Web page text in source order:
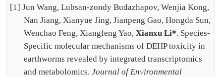
[1] Jun Wang, Lubsan-zondy Budazhapov, Wenjia Kong,
Nan Jiang, Xianyue Jing, Jianpeng Gao, Hongda Sun,
Wenchao Feng, Xiangfeng Yao,Xianxu Li*. Species-
Specific molecular mechanisms of DEHP toxicity in
earthworms revealed by integrated transcriptomics
and metabolomics.Journal of Environmental